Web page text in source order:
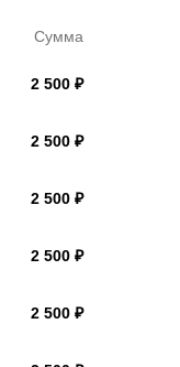
Сумма
2 500 ₽
2 500 ₽
2 500 ₽
2 500 ₽
2 500 ₽